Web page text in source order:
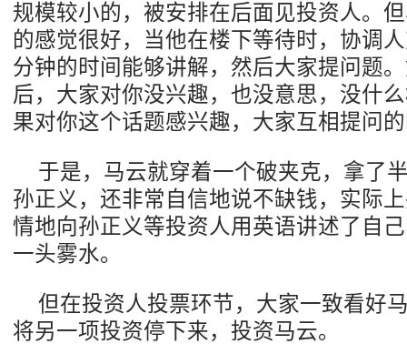
规模较小的，被安排在后面见投资人。
的感觉很好，当他在楼下等待时，协调
分钟的时间能够讲解，然后大家提问题
后，大家对你没兴趣，也没意思，没什
果对你这个话题感兴趣，大家互相提问
于是，马云就穿着一个破夹克，拿了
孙正义，还非常自信地说不缺钱，实际
情地向孙正义等投资人用英语讲述了自
一头雾水。
但在投资人投票环节，大家一致看好
将另一项投资停下来，投资马云。